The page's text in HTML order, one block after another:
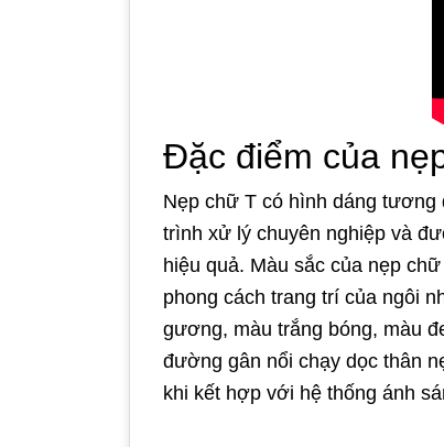
Đặc điểm của
Nẹp chữ T có hình dáng
trình xử lý chuyên nghiệp và
hiệu quả. Màu sắc của nẹp
phong cách trang trí của ngôi
gương, màu trắng bóng, màu
đường gân nổi chạy dọc thân
khi kết hợp với hệ thống ánh